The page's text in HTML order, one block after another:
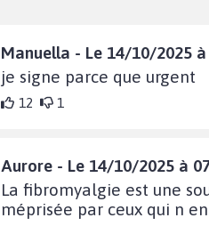
Manuella - Le 14/10/2025 à
je signe parce que urgent
12 1
Aurore - Le 14/10/2025 à
La fibromyalgie est une
méprisée par ceux qui n